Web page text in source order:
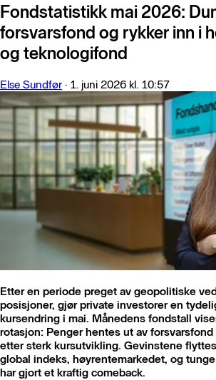
Fondstatistikk mai 2026:
forsvarsfond og rykker inn i
og teknologifond
Else Sundfør · 1. juni 2026 kl. 10:57
Etter en periode preget av geopolitiske
posisjoner, gjør private investorer en
kursendring i mai. Månedens fondstall
rotasjon: Penger hentes ut av
etter sterk kursutvikling. Gevinstene
global indeks, høyrentemarkedet, og
har gjort et kraftig comeback.